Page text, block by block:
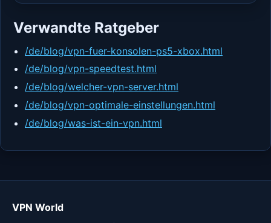
Verwandte Ratgeber
/de/blog/vpn-fuer-konsolen-ps5-xbox.html
/de/blog/vpn-speedtest.html
/de/blog/welcher-vpn-server.html
/de/blog/vpn-optimale-einstellungen.html
/de/blog/was-ist-ein-vpn.html
VPN World